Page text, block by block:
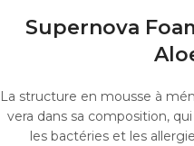
Supernova
La structure en mousse à
vera dans sa composition,
les bactéries et les